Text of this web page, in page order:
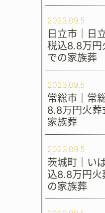
2023.09.5
日立市｜日
税込8.8万円
での家族葬
2023.09.5
常総市｜常
8.8万円火葬
家族葬
2023.09.5
茨城町｜い
込8.8万円火
の家族葬